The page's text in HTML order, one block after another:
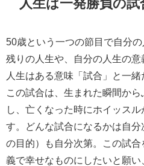
人生は一発勝負の試
50歳という一つの節目で自分
残りの人生や、自分の人生の意
人生はある意味「試合」と一
この試合は、生まれた瞬間か
し、亡くなった時にホイッス
す。どんな試合になるかは自
の目的）も自分次第。この試
義で幸せなものにしたいと願